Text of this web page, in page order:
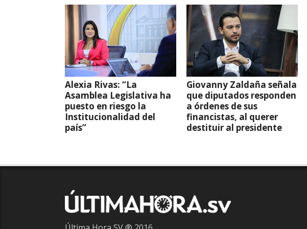
Alexia Rivas: “La
Asamblea Legislativa ha
puesto en riesgo la
Institucionalidad del
país”
Giovanny Zaldaña señala
que diputados responden
a órdenes de sus
financistas, al querer
destituir al presidente